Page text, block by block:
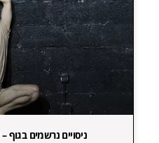
ניסויים נרשמים